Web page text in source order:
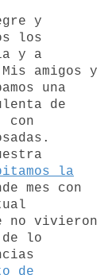
y
los
y a
amigos y
una
de
con
la
mes con
no vivieron
lo
de